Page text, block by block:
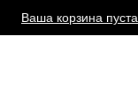
Ваша корзина пуста